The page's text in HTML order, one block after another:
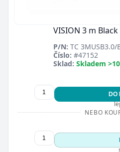
VISION 3 m
P/N: TC 3MUSB3.0/
Číslo: #47152
Sklad: Skladem
DO
NEBO